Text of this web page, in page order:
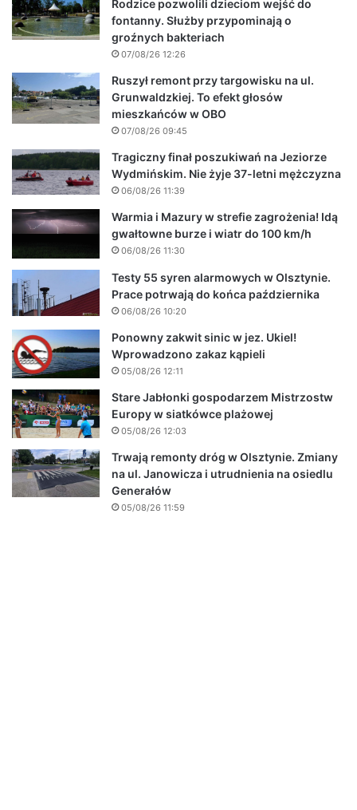
Rodzice pozwolili dzieciom wejść do
fontanny. Służby przypominają o
groźnych bakteriach
07/08/26 12:26
Ruszył remont przy targowisku na ul.
Grunwaldzkiej. To efekt głosów
mieszkańców w OBO
07/08/26 09:45
Tragiczny finał poszukiwań na Jeziorze
Wydmińskim. Nie żyje 37-letni mężczyzna
06/08/26 11:39
Warmia i Mazury w strefie zagrożenia! Idą
gwałtowne burze i wiatr do 100 km/h
06/08/26 11:30
Testy 55 syren alarmowych w Olsztynie.
Prace potrwają do końca października
06/08/26 10:20
Ponowny zakwit sinic w jez. Ukiel!
Wprowadzono zakaz kąpieli
05/08/26 12:11
Stare Jabłonki gospodarzem Mistrzostw
Europy w siatkówce plażowej
05/08/26 12:03
Trwają remonty dróg w Olsztynie. Zmiany
na ul. Janowicza i utrudnienia na osiedlu
Generałów
05/08/26 11:59